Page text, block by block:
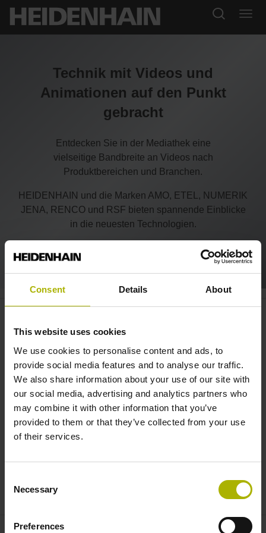
Consent Details About
This website uses cookies
We use cookies to personalise content and ads, to
provide social media features and to analyse our traffic.
We also share information about your use of our site with
our social media, advertising and analytics partners who
may combine it with other information that you’ve
provided to them or that they’ve collected from your use
of their services.
Selection
Necessary
Preferences
Technik mit Videos und
Animationen auf den Punkt
gebracht
Entdecken Sie in der Mediathek eine
vielseitige Bandbreite an Videos nach
Produktbereichen und Branchen.
HEIDENHAIN und die Marken AMO, ETEL, NUMERIK
JENA, RENCO und RSF bieten spannende Einblicke
in die neuesten Technologien.
Systemintegration: Mit EnDat 3
Daten sicher übertragen |
HEIDENHAIN